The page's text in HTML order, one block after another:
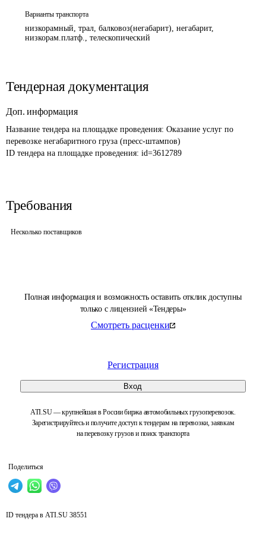
Полная информация и возможность оставить отклик доступны
только с лицензией «Тендеры»
Смотреть расценки
Регистрация
Вход
ATI.SU — крупнейшая в России биржа автомобильных грузоперевозок.
Зарегистрируйтесь и получите доступ к тендерам на перевозки, заявкам
на перевозку грузов и поиск транспорта
Поделиться
Варианты транспорта
низкорамный, трал, балковоз(негабарит), негабарит,
низкорам.платф., телескопический
Тендерная документация
Доп. информация
Название тендера на площадке проведения: Оказание услуг по
перевозке негабаритного груза (пресс-штампов)
ID тендера на площадке проведения: id=3612789
Требования
Несколько поставщиков
ID тендера в ATI.SU 38551